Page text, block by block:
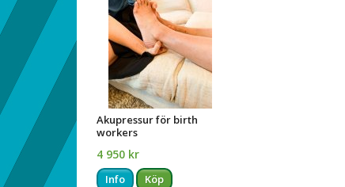
Akupressur för birth
workers
4 950 kr
Info Köp